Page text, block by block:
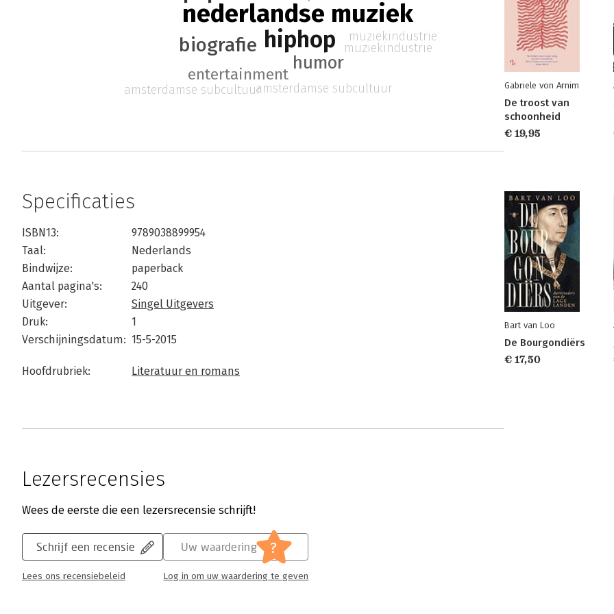
nederlandse muziek
hiphop
biografie
humor
entertainment
amsterdamse subcultuur
muziekindustrie
amsterdamse subcultuur
muziekindustrie
Specificaties
ISBN13:
9789038899954
Taal:
Nederlands
Bindwijze:
paperback
Aantal pagina's:
240
Uitgever:
Singel Uitgevers
Druk:
1
Verschijningsdatum: 15-5-2015
Hoofdrubriek: Literatuur en romans
Lezersrecensies
Wees de eerste die een lezersrecensie schrijft!
Schrijf een recensie
Lees ons recensiebeleid
Uw waardering ?
Log in om uw waardering te geven
Gabriele von Arnim
De troost van
schoonheid
€ 19,95
Bart van Loo
De Bourgondiërs
€ 17,50